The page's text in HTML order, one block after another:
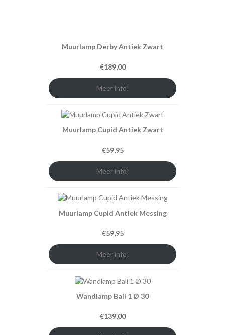
Muurlamp Derby Antiek Zwart
€189,00
Meer info!
Muurlamp Cupid Antiek Zwart
€59,95
Meer info!
Muurlamp Cupid Antiek Messing
€59,95
Meer info!
Wandlamp Bali 1 Ø 30
€139,00